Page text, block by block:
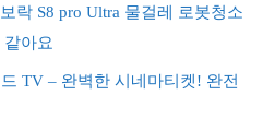
락 S8 pro Ultra 물걸레 로봇청소
아요
TV – 완벽한 시네마티켓! 완전